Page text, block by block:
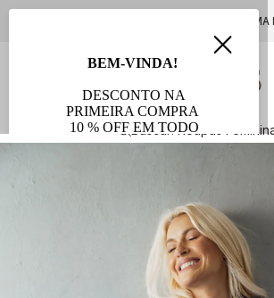
FRETE GRÁTIS PARA COMPRAS